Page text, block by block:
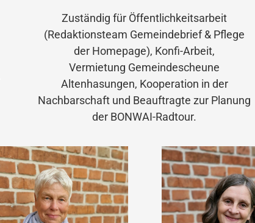
Zuständig für Öffentlichkeitsarbeit
(Redaktionsteam Gemeindebrief & Pflege
der Homepage), Konfi-Arbeit,
Vermietung Gemeindescheune
Altenhasungen, Kooperation in der
Nachbarschaft und Beauftragte zur Planung
der BONWAI-Radtour.